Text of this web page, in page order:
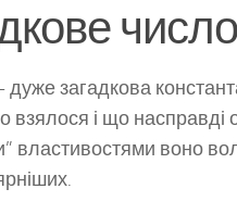
загадкова
взялося і що
властивостями воно